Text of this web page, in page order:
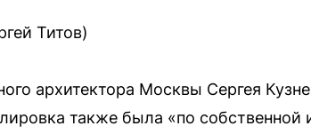
Титов)
архитектора Москвы Сергея
также была «по собственной